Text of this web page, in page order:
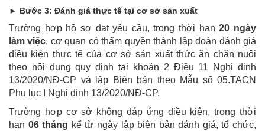
► Bước 3: Đánh giá thực tế tại cơ sở sản xuất
Trường hợp hồ sơ đạt yêu cầu, trong thời hạn20 ngày
làm việc, cơ quan có thẩm quyền thành lập đoàn đánh giá
điều kiện thực tế của cơ sở sản xuất thức ăn chăn nuôi
theo nội dung quy định tại khoản 2 Điều 11 Nghị định
13/2020/NĐ-CP và lập Biên bản theo Mẫu số 05.TACN
Phụ lục I Nghị định 13/2020/NĐ-CP.
Trường hợp cơ sở không đáp ứng điều kiện, trong thời
hạn 06 tháng kể từ ngày lập biên bản đánh giá, tổ chức,